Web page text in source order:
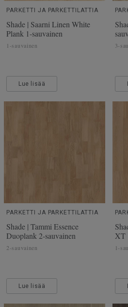
PARKETTI JA PARKETTILATTIA
Shade | Saarni Linen White
Plank 1-sauvainen
1-sauvainen
Lue lisää
3-
PARKETTI JA PARKETTILATTIA
Shade | Tammi Essence
Duoplank 2-sauvainen
2-sauvainen
Lue lisää
XT
1-